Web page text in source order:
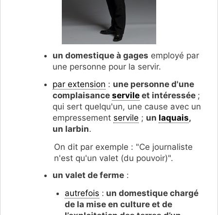
un domestique à gages employé par
une personne pour la servir.
par extension : une personne d'une
complaisance servileet intéressée ;
qui sert quelqu'un, une cause avec un
empressement servile ; un laquais,
un larbin.
On dit par exemple : "Ce journaliste
n'est qu'un valet (du pouvoir)".
un valet de ferme:
autrefois : un domestique chargé
de la mise en culture et de